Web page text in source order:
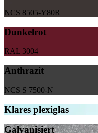
NCS 8505-Y80R
Dunkelrot
RAL 3004
Anthrazit
NCS S 7500-N
Klares plexiglas
Galvanisiert